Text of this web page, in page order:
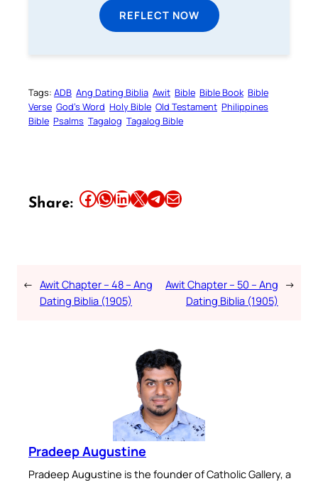
REFLECT NOW
Tags: ADB Ang Dating Biblia Awit Bible Bible Book Bible
Verse God’s Word Holy Bible Old Testament Philippines
Bible Psalms Tagalog Tagalog Bible
Share: Share this article on Facebook Share this article on WhatsApp Share this article on LinkedIn Share this article on X Share this article on TelegramEmail this Article
← Awit Chapter – 48 – Ang
Dating Biblia (1905)
Awit Chapter – 50 – Ang
Dating Biblia (1905)
→
Pradeep Augustine
Pradeep Augustine is the founder of Catholic Gallery, a